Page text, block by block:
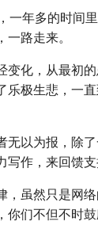
一年多的时间
路走来。
变化，从最初
乐极生悲，一
无以为报，除
写作，来回馈支
，虽然只是网
你们不但不时